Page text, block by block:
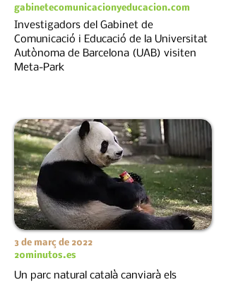
gabinetecomunicacionyeducacion.com
Investigadors del Gabinet de
Comunicació i Educació de la Universitat
Autònoma de Barcelona (UAB) visiten
Meta-Park
3 de març de 2022
20minutos.es
Un parc natural català canviarà els